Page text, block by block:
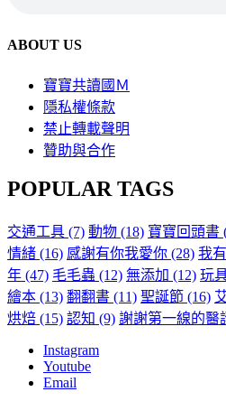
ABOUT US
寶寶共讀國Ｍ
隱私權條款
禁止轉載聲明
贊助與合作
POPULAR TAGS
交通工具 (7) 動物 (18) 寶寶回頭書
情緒 (16) 感謝有你我愛你 (28) 我
年 (47) 毛毛蟲 (12) 無添加 (12) 玩
繪本 (13) 翻翻書 (11) 聖誕節 (16)
烘焙 (15) 認知 (9) 謝謝第一線的醫
Instagram
Youtube
Email